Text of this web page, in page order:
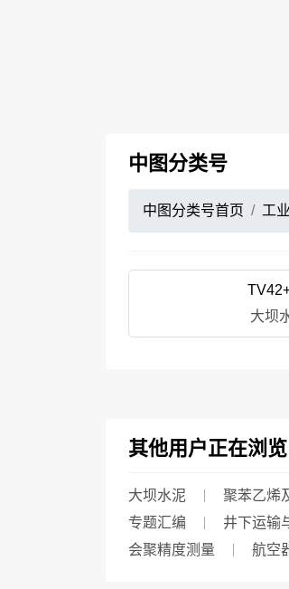
中图分类号
中图分类号首页 工
大坝
其他用户正在浏览
大坝水泥 聚苯乙烯
专题汇编
井下运输
会聚精度测量
航空